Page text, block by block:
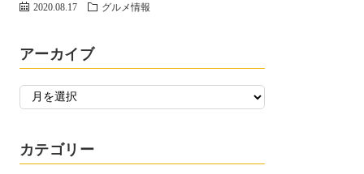
2020.08.17 グルメ情報
アーカイブ
カテゴリー